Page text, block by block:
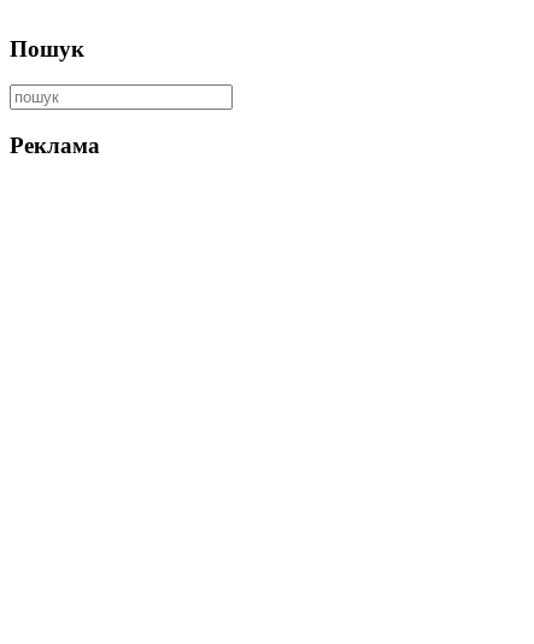
Пошук
Реклама